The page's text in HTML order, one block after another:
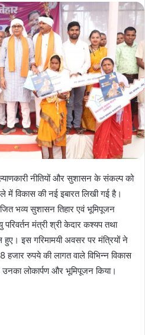
नीतियों और सुशासन के संकल्प को
में विकास की नई इबारत लिखी गई है।
भव्य सुशासन तिहार एवं भूमिपूजन
मंत्री श्री केदार कश्यप तथा
हुए। इस गरिमामयी अवसर पर मंत्रियों ने
हजार रुपये की लागत वाले विभिन्न विकास
उनका लोकार्पण और भूमिपूजन किया।